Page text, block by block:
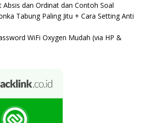
Absis dan Ordinat dan Contoh Soal
Tabung Paling Jitu + Cara Setting Anti
WiFi Oxygen Mudah (via HP &